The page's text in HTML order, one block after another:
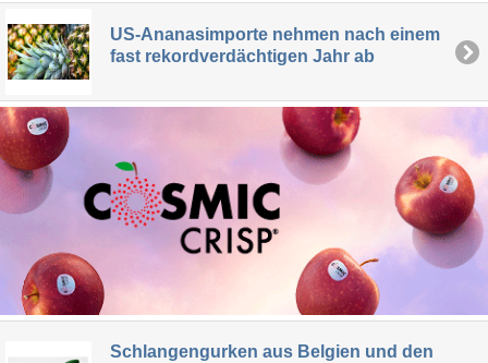
US-Ananasimporte nehmen nach einem
fast rekordverdächtigen Jahr ab
Schlangengurken aus Belgien und den